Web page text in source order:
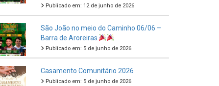
Publicado em: 12 de junho de 2026
São João no meio do Caminho 06/06 –
Barra de Aroreiras
Publicado em: 5 de junho de 2026
Casamento Comunitário 2026
Publicado em: 5 de junho de 2026